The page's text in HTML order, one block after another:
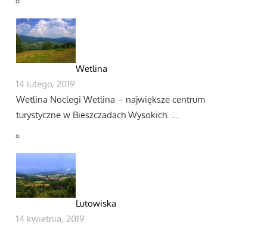
Wetlina
14 lutego, 2019
Wetlina Noclegi Wetlina – największe centrum
turystyczne w Bieszczadach Wysokich. …
Lutowiska
14 kwietnia, 2019